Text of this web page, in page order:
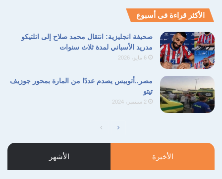
الأكثر قراءة فى أسبوع
صحيفة انجليزية: انتقال محمد صلاح إلى اتلتيكو
مدريد الأسباني لمدة ثلاث سنوات
6 مايو، 2026
مصر..أتوبيس يصدم عددًا من المارة بمحور جوزيف
تيتو
2 سبتمبر، 2024
الصفحة
السابقة
الصفحة
التالية
الأخيرة الأشهر